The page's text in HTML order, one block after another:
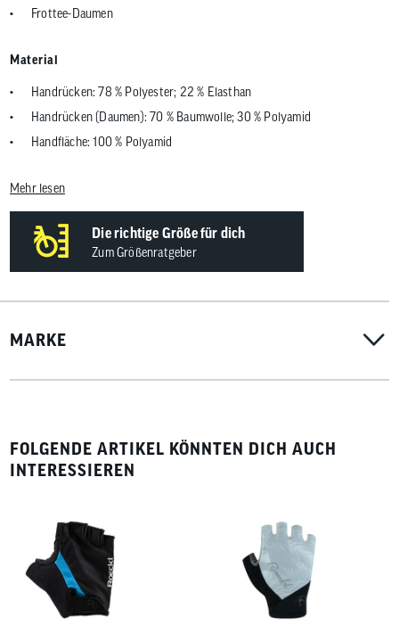
Frottee-Daumen
Material
Handrücken: 78 % Polyester; 22 % Elasthan
Handrücken (Daumen): 70 % Baumwolle; 30 % Polyamid
Handfläche: 100 % Polyamid
Mehr lesen
Die richtige Größe für dich
Zum Größenratgeber
MARKE
FOLGENDE ARTIKEL KÖNNTEN DICH AUCH
INTERESSIEREN